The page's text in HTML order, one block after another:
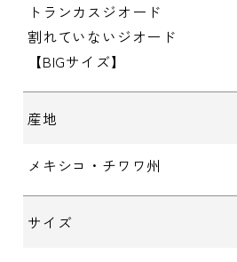
トランカスジオード
割れていないジオード
【BIGサイズ】
産地
メキシコ・チワワ州
サイズ